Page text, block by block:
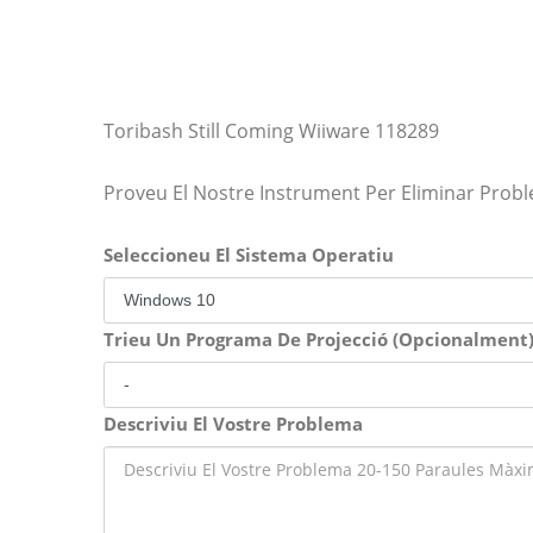
Toribash Still Coming Wiiware 118289
Proveu El Nostre Instrument Per Eliminar
Seleccioneu El Sistema Operatiu
Trieu Un Programa De Projecció (Opcionalment)
Descriviu El Vostre Problema